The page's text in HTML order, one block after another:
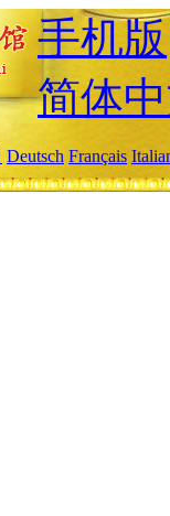
手机版
简体
Deutsch Français